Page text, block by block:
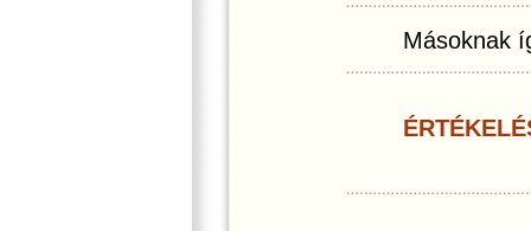
Másoknak